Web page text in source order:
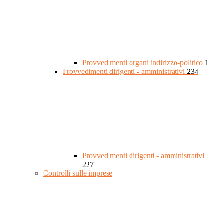
Provvedimenti organi indirizzo-politico 1
Provvedimenti dirigenti - amministrativi 234
Provvedimenti dirigenti - amministrativi
227
Controlli sulle imprese